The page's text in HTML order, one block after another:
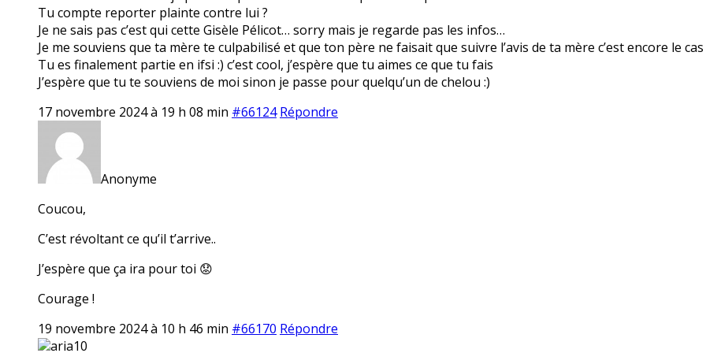
Tu compte reporter plainte contre lui ?
Je ne sais pas c’est qui cette Gisèle Pélicot… sorry mais je regarde pas les infos…
Je me souviens que ta mère te culpabilisé et que ton père ne faisait que suivre l’avis de ta mère c’est encore le cas
Tu es finalement partie en ifsi :) c’est cool, j’espère que tu aimes ce que tu fais
J’espère que tu te souviens de moi sinon je passe pour quelqu’un de chelou :)
17 novembre 2024 à 19 h 08 min #66124 Répondre
Anonyme
Coucou,
C’est révoltant ce qu’il t’arrive..
J’espère que ça ira pour toi 😟
Courage !
19 novembre 2024 à 10 h 46 min #66170 Répondre
aria10